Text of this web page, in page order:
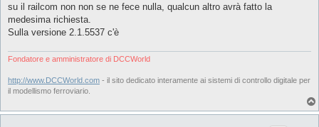
su il railcom non non se ne fece nulla, qualcun altro avrà fatto la
medesima richiesta.
Sulla versione 2.1.5537 c'è
Fondatore e amministratore di DCCWorld
http://www.DCCWorld.com - il sito dedicato interamente ai sistemi di controllo digitale per
il modellismo ferroviario.